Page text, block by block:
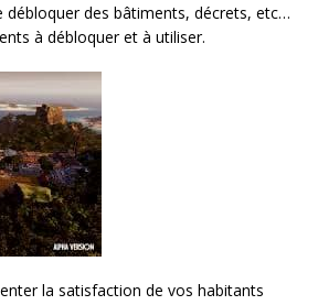
des bâtiments, décrets, etc…
à débloquer et à utiliser.
la satisfaction de vos habitants